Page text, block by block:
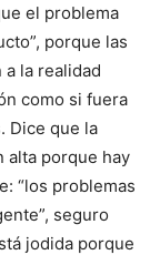
el problema
porque las
la realidad
como si fuera
Dice que la
alta porque hay
“los problemas
seguro
jodida porque